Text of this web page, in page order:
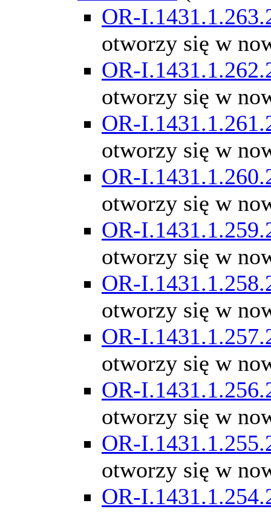
OR-
otworzy się w
OR-
otworzy się w
OR-
otworzy się w
OR-
otworzy się w
OR-
otworzy się w
OR-
otworzy się w
OR-
otworzy się w
OR-
otworzy się w
OR-
otworzy się w
OR-